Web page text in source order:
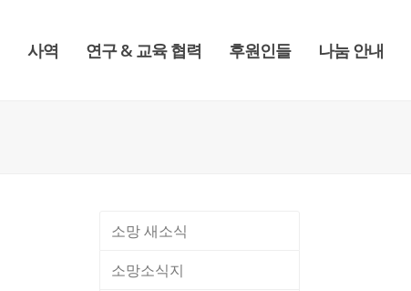
사역 연구 & 교육 협력 후원인들 나눔 안내
소망 새소식
소망소식지